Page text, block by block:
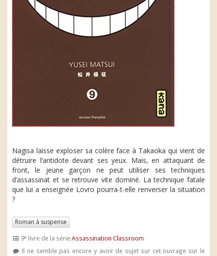
Nagisa laisse exploser sa colère face à Takaoka qui vient de
détruire l’antidote devant ses yeux. Mais, en attaquant de
front, le jeune garçon ne peut utiliser ses techniques
d’assassinat et se retrouve vite dominé. La technique fatale
que lui a enseignée Lovro pourra-t-elle renverser la situation
?
Roman à suspense
9e livre de la sérieAssassination Classroom
Il ne semble pas encore y avoir de sujet sur cet ouvrage sur le